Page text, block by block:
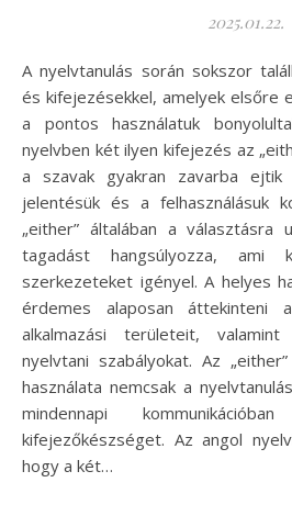
2025.01.22.
A nyelvtanulás során sokszor találkozunk olyan szavakkal
és kifejezésekkel, amelyek elsőre
a pontos használatuk
nyelvben két ilyen kifejezés az
a szavak gyakran zavarba
jelentésük és a felhasználásuk
„either” általában a választásra
tagadást hangsúlyozza, ami
szerkezeteket igényel. A helyes
érdemes alaposan
alkalmazási területeit,
nyelvtani szabályokat. Az
használata nemcsak a
mindennapi
kifejezőkészséget. Az angol
hogy a két…